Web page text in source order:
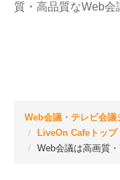
質・高品質なWeb会
Web会議・テレビ会
LiveOn Cafeトップ
Web会議は高画質